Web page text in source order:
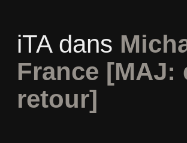
iTAdans
France
retour]